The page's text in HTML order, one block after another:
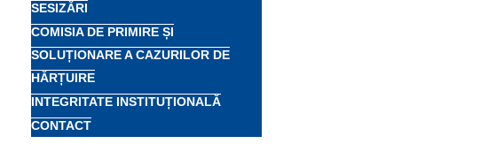
SESIZĂRI
COMISIA DE PRIMIRE ȘI
SOLUȚIONARE A CAZURILOR DE
HĂRȚUIRE
INTEGRITATE INSTITUȚIONALĂ
CONTACT